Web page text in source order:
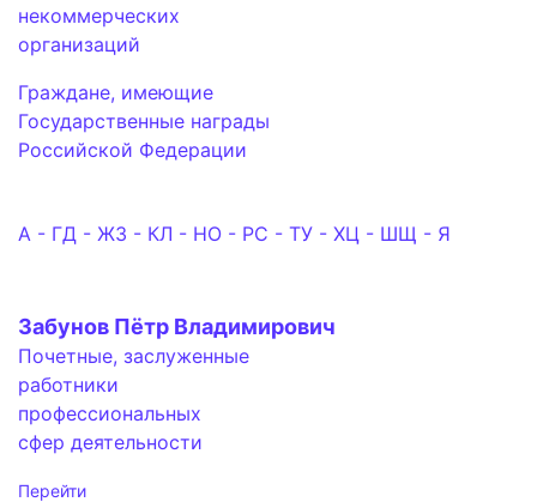
некоммерческих
организаций
Граждане, имеющие
Государственные награды
Российской Федерации
А - ГД - ЖЗ - КЛ - НО - РС - ТУ - ХЦ - ШЩ - Я
Забунов Пётр Владимирович
Почетные, заслуженные
работники
профессиональных
сфер деятельности
Перейти